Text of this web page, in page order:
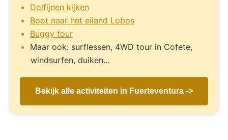
Dolfijnen kijken
Boot naar het eiland Lobos
Buggy tour
Maar ook: surflessen, 4WD tour in Cofete,
windsurfen, duiken…
Bekijk alle activiteiten in Fuerteventura ->